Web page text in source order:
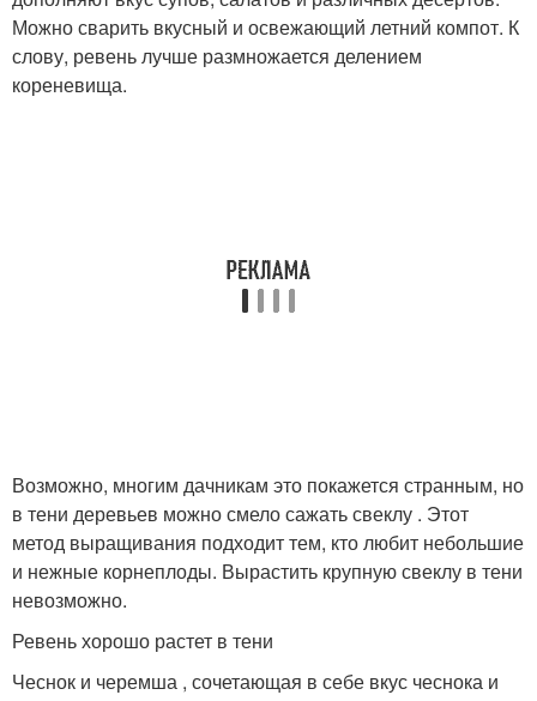
Можно сварить вкусный и освежающий летний компот. К
слову, ревень лучше размножается делением
кореневища.
Возможно, многим дачникам это покажется странным, но
в тени деревьев можно смело сажать свеклу . Этот
метод выращивания подходит тем, кто любит небольшие
и нежные корнеплоды. Вырастить крупную свеклу в тени
невозможно.
Ревень хорошо растет в тени
Чеснок и черемша , сочетающая в себе вкус чеснока и